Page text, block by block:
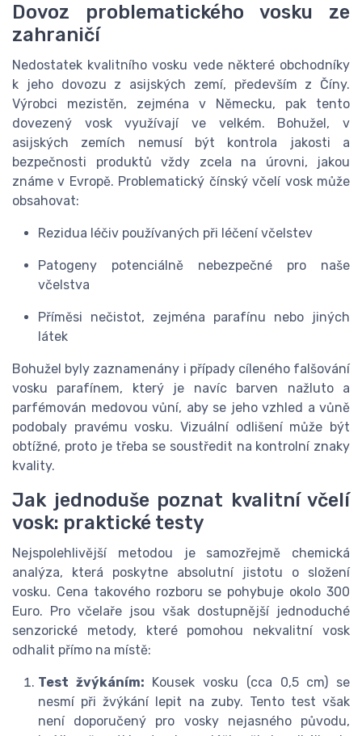
Dovoz problematického vosku ze
zahraničí
Nedostatek kvalitního vosku vede některé obchodníky
k jeho dovozu z asijských zemí, především z Číny.
Výrobci mezistěn, zejména v Německu, pak tento
dovezený vosk využívají ve velkém. Bohužel, v
asijských zemích nemusí být kontrola jakosti a
bezpečnosti produktů vždy zcela na úrovni, jakou
známe v Evropě. Problematický čínský včelí vosk může
obsahovat:
Rezidua léčiv používaných při léčení včelstev
Patogeny potenciálně nebezpečné pro naše
včelstva
Příměsi nečistot, zejména parafínu nebo jiných
látek
Bohužel byly zaznamenány i případy cíleného falšování
vosku parafínem, který je navíc barven nažluto a
parfémován medovou vůní, aby se jeho vzhled a vůně
podobaly pravému vosku. Vizuální odlišení může být
obtížné, proto je třeba se soustředit na kontrolní znaky
kvality.
Jak jednoduše poznat kvalitní včelí
vosk: praktické testy
Nejspolehlivější metodou je samozřejmě chemická
analýza, která poskytne absolutní jistotu o složení
vosku. Cena takového rozboru se pohybuje okolo 300
Euro. Pro včelaře jsou však dostupnější jednoduché
senzorické metody, které pomohou nekvalitní vosk
odhalit přímo na místě:
Test žvýkáním: Kousek vosku (cca 0,5 cm) se
nesmí při žvýkání lepit na zuby. Tento test však
není doporučený pro vosky nejasného původu,